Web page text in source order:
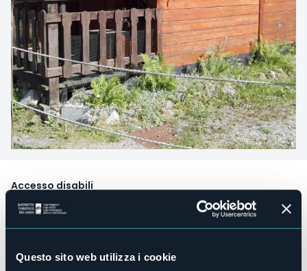
Questo sito web utilizza i cookie
Accesso disabili
Centro benessere
No
Sala congressi
No